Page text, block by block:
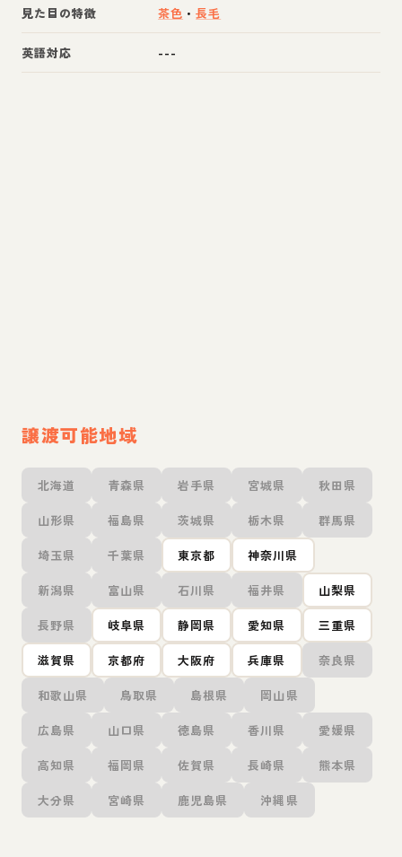
見た目の特徴 茶色 ・長毛
英語対応 ---
譲渡可能地域
北海道 青森県 岩手県 宮城県 秋田県
山形県 福島県 茨城県 栃木県 群馬県
埼玉県 千葉県 東京都 神奈川県
新潟県 富山県 石川県 福井県 山梨県
長野県 岐阜県 静岡県 愛知県 三重県
滋賀県 京都府 大阪府 兵庫県 奈良県
和歌山県 鳥取県 島根県 岡山県
広島県 山口県 徳島県 香川県 愛媛県
高知県 福岡県 佐賀県 長崎県 熊本県
大分県 宮崎県 鹿児島県 沖縄県